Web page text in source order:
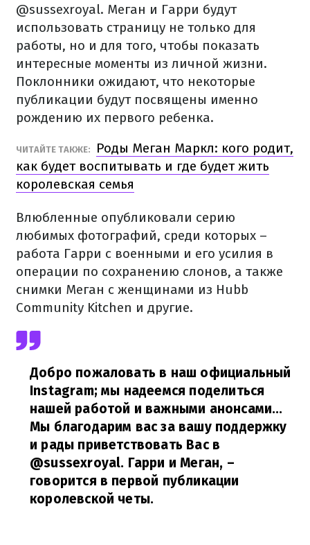
@sussexroyal. Меган и Гарри будут
использовать страницу не только для
работы, но и для того, чтобы показать
интересные моменты из личной жизни.
Поклонники ожидают, что некоторые
публикации будут посвящены именно
рождению их первого ребенка.
ЧИТАЙТЕ ТАКЖЕ:
Роды Меган Маркл: кого родит,
как будет воспитывать и где будет жить
королевская семья
Влюбленные опубликовали серию
любимых фотографий, среди которых –
работа Гарри с военными и его усилия в
операции по сохранению слонов, а также
снимки Меган с женщинами из Hubb
Community Kitchen и другие.
Добро пожаловать в наш официальный
Instagram; мы надеемся поделиться
нашей работой и важными анонсами...
Мы благодарим вас за вашу поддержку
и рады приветствовать Вас в
@sussexroyal. Гарри и Меган, –
говорится в первой публикации
королевской четы.